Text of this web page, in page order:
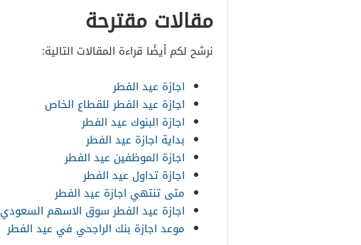
مقالات مقترحة
نرشح لكم أيضًا قراءة المقالات التالية:
اجازة عيد الفطر
اجازة عيد الفطر للقطاع الخاص
اجازة البنوك عيد الفطر
بداية اجازة عيد الفطر
اجازة الموظفين عيد الفطر
اجازة تداول عيد الفطر
متى تنتهي اجازة عيد الفطر
اجازة عيد الفطر سوق الاسهم السعودي
موعد اجازة بنك الراجحي في عيد الفطر